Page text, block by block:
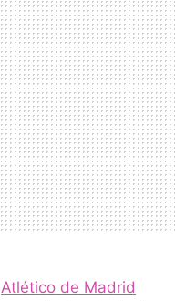
Atlético de Madrid